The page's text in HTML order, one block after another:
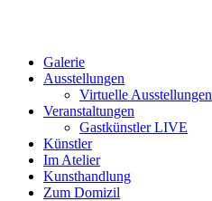
Galerie
Ausstellungen
Virtuelle Ausstellungen
Veranstaltungen
Gastkünstler LIVE
Künstler
Im Atelier
Kunsthandlung
Zum Domizil